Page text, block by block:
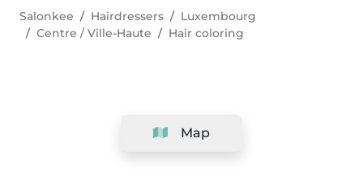
Map
Salonkee Hairdressers
Luxembourg
Centre / Ville-Haute
Hair coloring